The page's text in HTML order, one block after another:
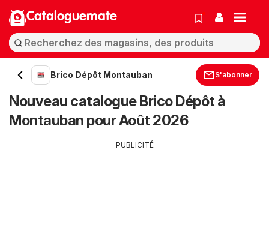
Cataloguemate
Brico Dépôt Montauban S'abonner
Nouveau catalogue Brico Dépôt à
Montauban pour Août 2026
PUBLICITÉ